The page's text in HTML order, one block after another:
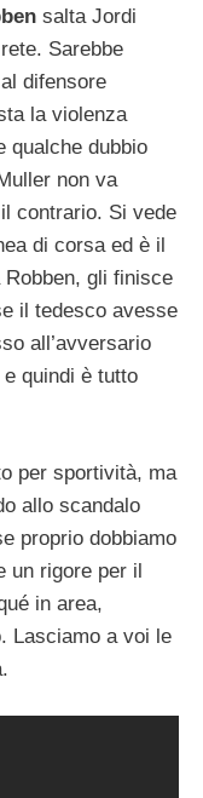
salta Jordi
Sarebbe
difensore
la violenza
qualche dubbio
non va
contrario. Si vede
di corsa ed è il
gli finisce
il tedesco avesse
all’avversario
quindi è tutto
per sportività, ma
allo scandalo
proprio dobbiamo
un rigore per il
in area,
Lasciamo a voi le